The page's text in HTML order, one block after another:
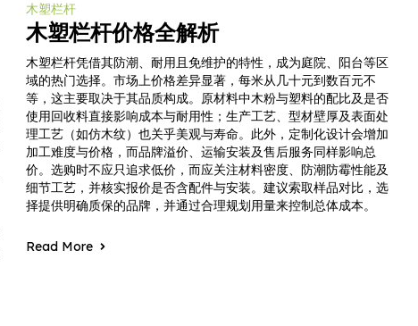
木塑栏杆
木塑栏杆价格全解析
木塑栏杆凭借其防潮、耐用且免维护的特性，成为庭院、阳台等区
域的热门选择。市场上价格差异显著，每米从几十元到数百元不
等，这主要取决于其品质构成。原材料中木粉与塑料的配比及是否
使用回收料直接影响成本与耐用性；生产工艺、型材壁厚及表面处
理工艺（如仿木纹）也关乎美观与寿命。此外，定制化设计会增加
加工难度与价格，而品牌溢价、运输安装及售后服务同样影响总
价。选购时不应只追求低价，而应关注材料密度、防潮防霉性能及
细节工艺，并核实报价是否含配件与安装。建议索取样品对比，选
择提供明确质保的品牌，并通过合理规划用量来控制总体成本。
Read More